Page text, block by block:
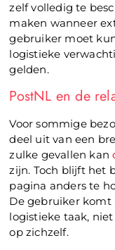
zelf volledig te
maken wanneer
gebruiker moet
logistieke
gelden.
PostNL en de
Voor sommige
deel uit van een
zulke gevallen kan
zijn. Toch blijft het
pagina anders te
De gebruiker
logistieke taak,
op zichzelf.